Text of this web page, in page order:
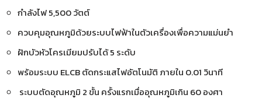
กำลังไฟ 5,500 วัตต์
ควบคุมอุณหภูมิด้วยระบบไฟฟ้าในตัวเครื่องเพื่อความแม่นยำ
ฝักบัวหัวโครเมียมปรับได้ 5 ระดับ
พร้อมระบบ ELCB ตัดกระแสไฟอัตโนมัติ ภายใน 0.01 วินาที
ระบบตัดอุณหภูมิ 2 ขั้น ครั้งแรกเมื่ออุณหภูมิเกิน 60 องศา